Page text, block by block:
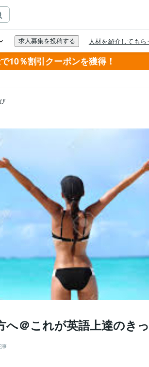
10％割引クーポンを獲得！
へ＠これが英語上達のき
事